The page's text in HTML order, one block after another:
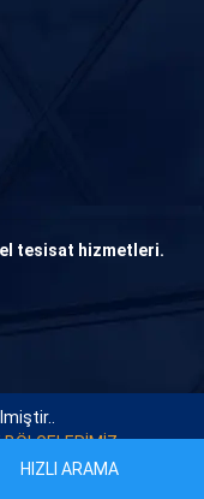
tesisat hizmetleri.
Saklıdır.
HIZLI ARAMA